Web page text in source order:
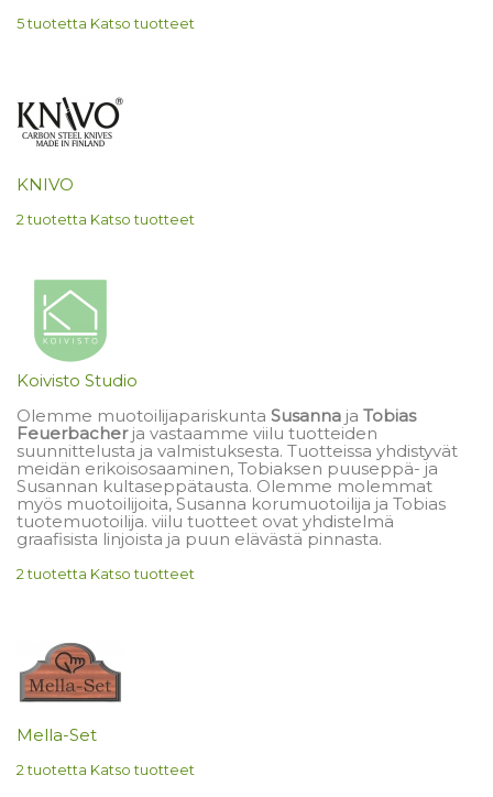
5 tuotetta Katso tuotteet
KNIVO
2 tuotetta Katso tuotteet
Koivisto Studio
Olemme muotoilijapariskunta Susanna ja Tobias
Feuerbacher ja vastaamme viilu tuotteiden
suunnittelusta ja valmistuksesta. Tuotteissa yhdistyvät
meidän erikoisosaaminen, Tobiaksen puuseppä- ja
Susannan kultaseppätausta. Olemme molemmat
myös muotoilijoita, Susanna korumuotoilija ja Tobias
tuotemuotoilija. viilu tuotteet ovat yhdistelmä
graafisista linjoista ja puun elävästä pinnasta.
2 tuotetta Katso tuotteet
Mella-Set
2 tuotetta Katso tuotteet